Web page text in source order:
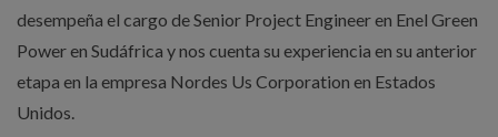
desempeña el cargo de Senior Project Engineer en Enel Green
Power en Sudáfrica y nos cuenta su experiencia en su anterior
etapa en la empresa Nordes Us Corporation en Estados
Unidos.